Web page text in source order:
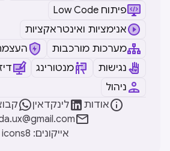
Low Code פיתוח
אנימציות ואינטראקציות
מערכות מורכבות
נגישות
מנטורינג
ניהול
אודות לינקדאין


icons8 :אייקונים